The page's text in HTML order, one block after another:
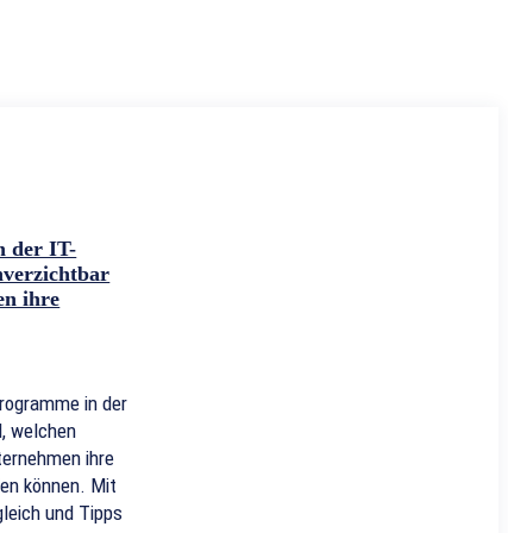
der IT-
ihre
in der
welchen
ihre
können. Mit
und Tipps